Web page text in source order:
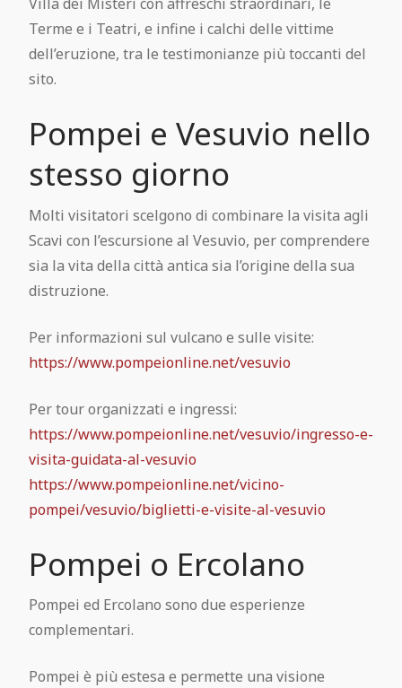
Terme e i Teatri, e infine i calchi delle vittime
dell’eruzione, tra le testimonianze più toccanti del
sito.
Pompei e Vesuvio nello
stesso giorno
Molti visitatori scelgono di combinare la visita agli
Scavi con l’escursione al Vesuvio, per comprendere
sia la vita della città antica sia l’origine della sua
distruzione.
Per informazioni sul vulcano e sulle visite:
https://www.pompeionline.net/vesuvio
Per tour organizzati e ingressi:
https://www.pompeionline.net/vesuvio/ingresso-e-
visita-guidata-al-vesuvio
https://www.pompeionline.net/vicino-
pompei/vesuvio/biglietti-e-visite-al-vesuvio
Pompei o Ercolano
Pompei ed Ercolano sono due esperienze
complementari.
Pompei è più estesa e permette una visione